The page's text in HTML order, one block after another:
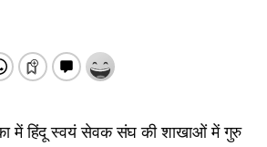
में हिंदू स्वयं सेवक संघ की शाखाओं में गुरु